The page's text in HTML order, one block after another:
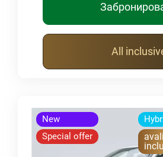
All
New
Special offer